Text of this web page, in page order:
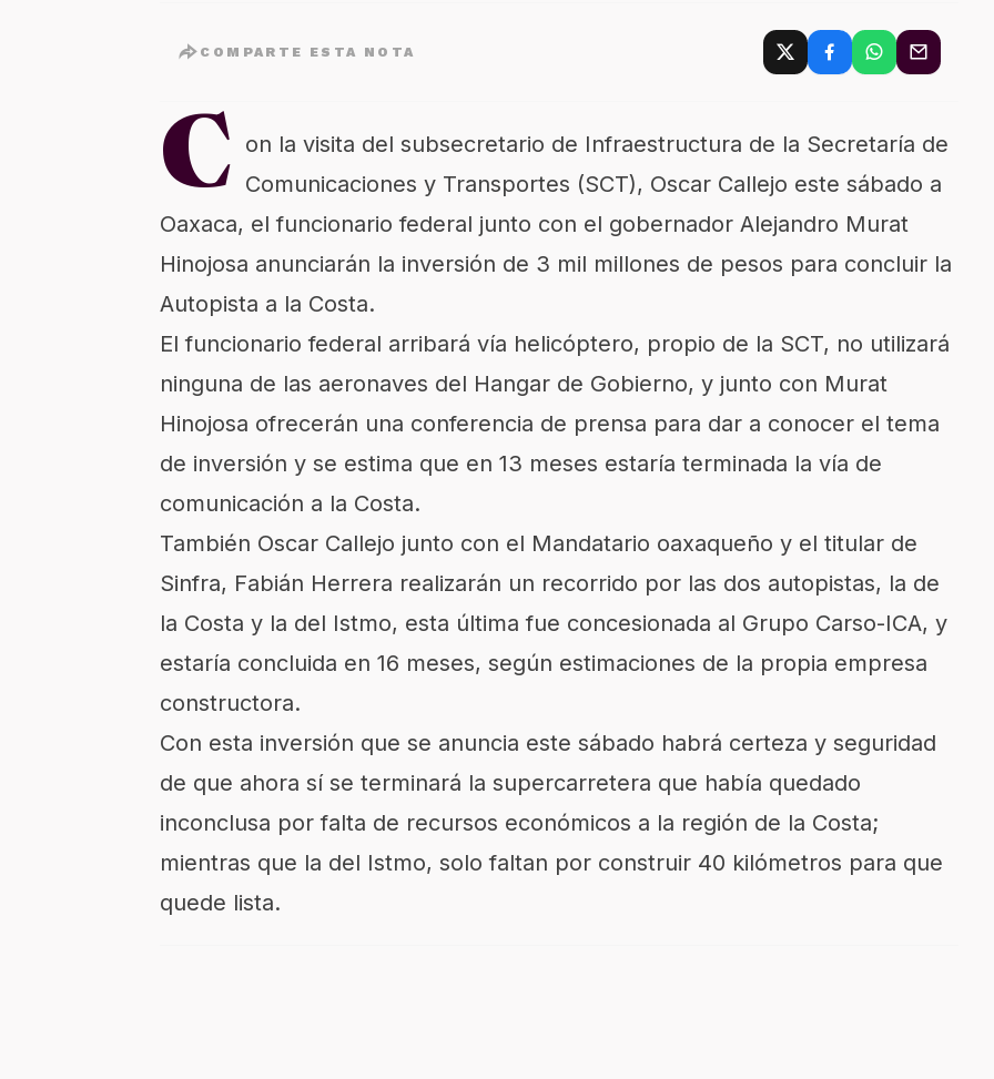
COMPARTE ESTA NOTA
C on la visita del subsecretario de Infraestructura de la Secretaría de
Comunicaciones y Transportes (SCT), Oscar Callejo este sábado a
Oaxaca, el funcionario federal junto con el gobernador Alejandro Murat
Hinojosa anunciarán la inversión de 3 mil millones de pesos para concluir la
Autopista a la Costa.
El funcionario federal arribará vía helicóptero, propio de la SCT, no utilizará
ninguna de las aeronaves del Hangar de Gobierno, y junto con Murat
Hinojosa ofrecerán una conferencia de prensa para dar a conocer el tema
de inversión y se estima que en 13 meses estaría terminada la vía de
comunicación a la Costa.
También Oscar Callejo junto con el Mandatario oaxaqueño y el titular de
Sinfra, Fabián Herrera realizarán un recorrido por las dos autopistas, la de
la Costa y la del Istmo, esta última fue concesionada al Grupo Carso-ICA, y
estaría concluida en 16 meses, según estimaciones de la propia empresa
constructora.
Con esta inversión que se anuncia este sábado habrá certeza y seguridad
de que ahora sí se terminará la supercarretera que había quedado
inconclusa por falta de recursos económicos a la región de la Costa;
mientras que la del Istmo, solo faltan por construir 40 kilómetros para que
quede lista.